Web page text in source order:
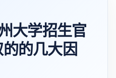
大学招生官
的几大因